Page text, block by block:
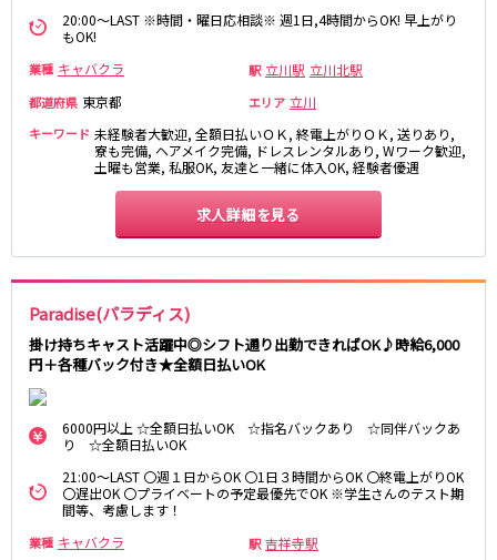
20:00～LAST ※時間・曜日応相談※ 週1日,4時間からOK! 早上がり
もOK!
業種 キャバクラ 駅 立川駅 立川北駅
都道府県 東京都 エリア 立川
キーワード 未経験者大歓迎, 全額日払いＯＫ, 終電上がりＯＫ, 送りあり,
寮も完備, ヘアメイク完備, ドレスレンタルあり, Wワーク歓迎,
土曜も営業, 私服OK, 友達と一緒に体入OK, 経験者優遇
求人詳細を見る
Paradise(パラディス)
掛け持ちキャスト活躍中◎シフト通り出勤できればOK♪時給6,000
円＋各種バック付き★全額日払いOK
6000円以上 ☆全額日払いOK ☆指名バックあり ☆同伴バックあ
り ☆全額日払いOK
21:00～LAST 〇週１日からOK 〇1日３時間からOK 〇終電上がりOK
〇遅出OK 〇プライベートの予定最優先でOK ※学生さんのテスト期
間等、考慮します！
業種 キャバクラ 駅 吉祥寺駅
菊名駅
東急目黒線
武蔵小杉駅
新丸子駅
目黒駅
武蔵小山駅
日吉駅
JR常磐線(上野～取手)
上野駅
柏駅
北千住駅
松戸駅
綾瀬駅
南柏駅
取手駅
金町駅
北松戸駅
馬橋駅
東京メトロ千代田線
北千住駅
湯島駅
綾瀬駅